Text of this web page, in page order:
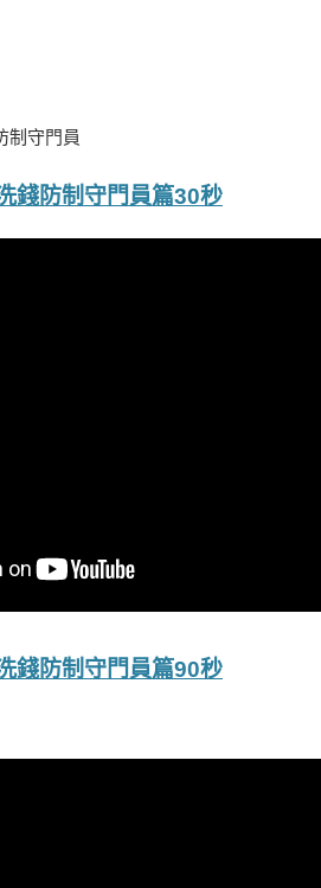
制守門員
錢防制守門員篇30秒
錢防制守門員篇90秒